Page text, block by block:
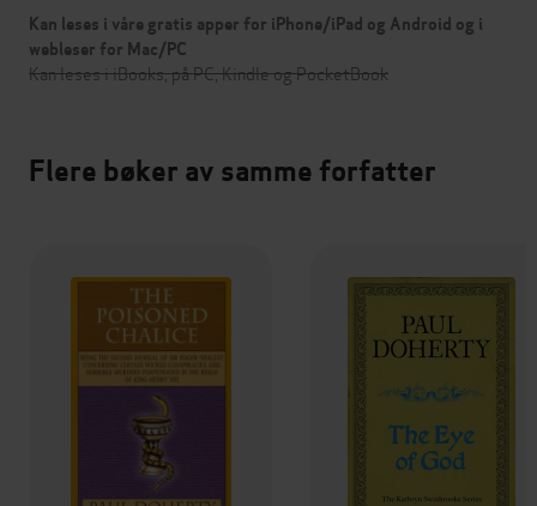
Kan leses i våre gratis apper for iPhone/iPad og Android og i
webleser for Mac/PC
Kan leses i iBooks, på PC, Kindle og PocketBook
Flere bøker av samme forfatter